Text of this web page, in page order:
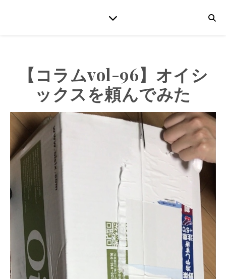
【コラムvol-96】オイシ
ックスを頼んでみた